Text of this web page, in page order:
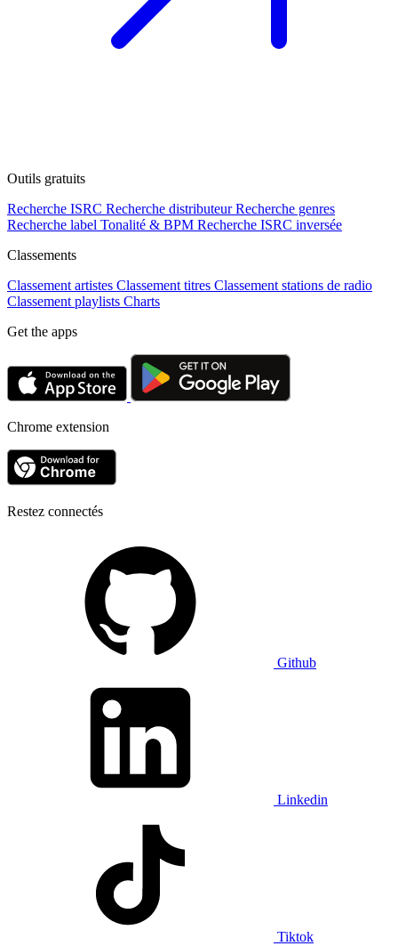
Outils gratuits
Recherche ISRC Recherche distributeur Recherche genres
Recherche label Tonalité & BPM Recherche ISRC inversée
Classements
Classement artistes Classement titres Classement stations de radio
Classement playlists Charts
Get the apps
Chrome extension
Restez connectés
Github
Linkedin
Tiktok